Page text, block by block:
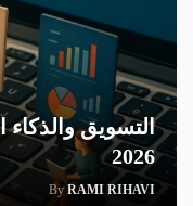
التسويق
2026
By RAMI RIHAVI